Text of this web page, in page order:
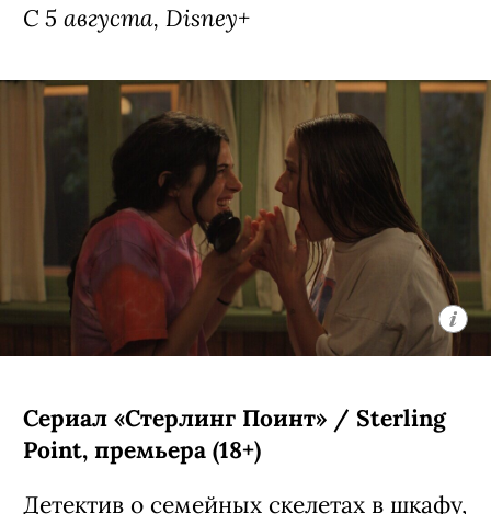
С 5 августа, Disney+
Сериал «Стерлинг Поинт» / Sterling
Point, премьера (18+)
Детектив о семейных скелетах в шкафу,